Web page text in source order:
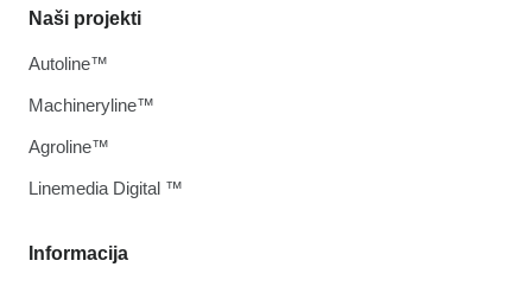
Informacija
Naši projekti
Autoline™
Machineryline™
Agroline™
Linemedia Digital ™